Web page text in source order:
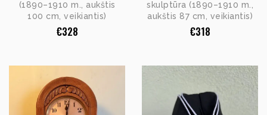
(1890–1910 m., aukštis
100 cm, veikiantis)
€328
skulptūra (1890–1910 m.,
aukštis 87 cm, veikiantis)
€318